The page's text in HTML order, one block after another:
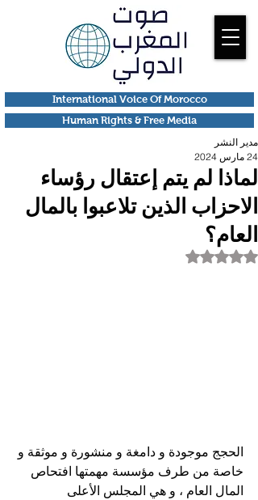
Human Rights & Free Media
International Voice Of Morocco
لماذا لم يتم إعتقال رؤساء
الاحزاب الذين تلاعبوا بالمال
العام؟
مدير النشر
24 مارس 2024
تم التقييم بـ ليس رقمًا من أصل 5 نجوم.
الحجج موجودة و دامغة و منشورة و موثقة و
خاصة من طرف مؤسسة مهمتها افتحاص
المال العام ، و هي المجلس الأعلى